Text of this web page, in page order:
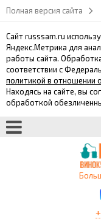
Полная версия сайта
Сайт russsam.ru
Яндекс.Метрика для
работы сайта.
соответствии с
политикой в отношении
Находясь на сайте, вы
обработкой